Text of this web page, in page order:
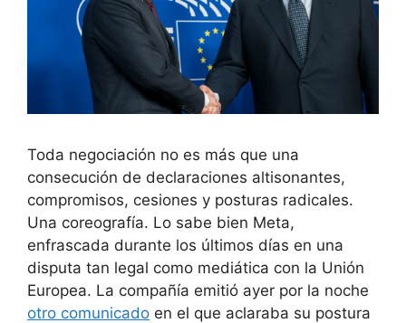
Toda negociación no es más que una
consecución de declaraciones altisonantes,
compromisos, cesiones y posturas radicales.
Una coreografía. Lo sabe bien Meta,
enfrascada durante los últimos días en una
disputa tan legal como mediática con la Unión
Europea. La compañía emitió ayer por la noche
otro comunicado en el que aclaraba su postura